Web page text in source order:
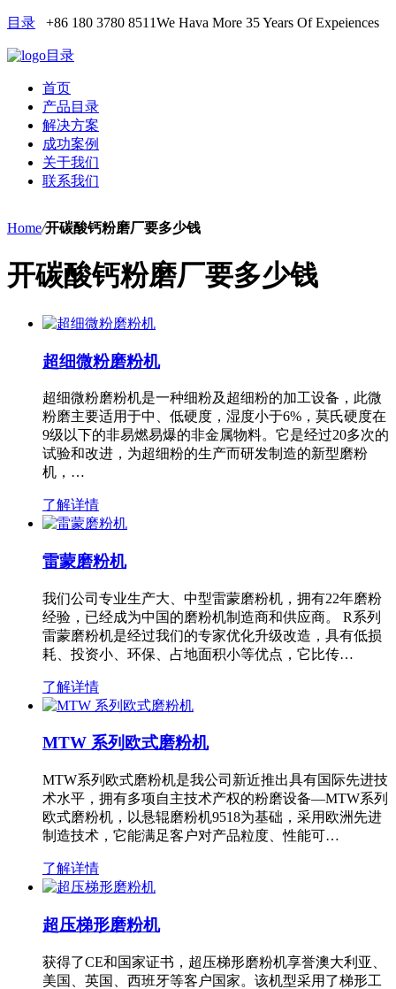
目录 +86 180 3780 8511We Hava More 35 Years Of Expeiences
目录
首页
产品目录
解决方案
成功案例
关于我们
联系我们
Home/开碳酸钙粉磨厂要多少钱
开碳酸钙粉磨厂要多少钱
超细微粉磨粉机
超细微粉磨粉机是一种细粉及超细粉的加工设备，此微
粉磨主要适用于中、低硬度，湿度小于6%，莫氏硬度在
9级以下的非易燃易爆的非金属物料。它是经过20多次的
试验和改进，为超细粉的生产而研发制造的新型磨粉
机，…
了解详情
雷蒙磨粉机
我们公司专业生产大、中型雷蒙磨粉机，拥有22年磨粉
经验，已经成为中国的磨粉机制造商和供应商。 R系列
雷蒙磨粉机是经过我们的专家优化升级改造，具有低损
耗、投资小、环保、占地面积小等优点，它比传…
了解详情
MTW 系列欧式磨粉机
MTW系列欧式磨粉机是我公司新近推出具有国际先进技
术水平，拥有多项自主技术产权的粉磨设备—MTW系列
欧式磨粉机，以悬辊磨粉机9518为基础，采用欧洲先进
制造技术，它能满足客户对产品粒度、性能可…
了解详情
超压梯形磨粉机
获得了CE和国家证书，超压梯形磨粉机享誉澳大利亚、
美国、英国、西班牙等客户国家。该机型采用了梯形工